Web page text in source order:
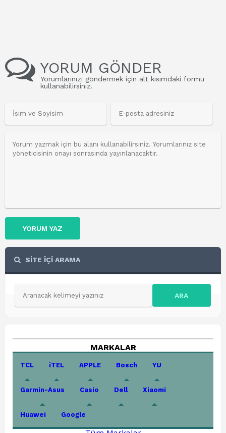
YORUM GÖNDER
Yorumlarınızı göndermek için alt kısımdaki formu
kullanabilirsiniz.
YORUM YAZ
SİTE İÇİ ARAMA
ARA
MARKALAR
TCL iTEL APPLE Bosch YU
Garmin-Asus Casio Dell Xiaomi
Huawei Google